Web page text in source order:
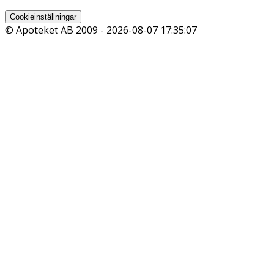
Cookieinställningar
© Apoteket AB 2009 - 2026-08-07 17:35:07